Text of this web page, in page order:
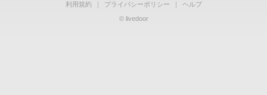
利用規約 ｜ プライバシーポリシー ｜
ヘルプ
© livedoor